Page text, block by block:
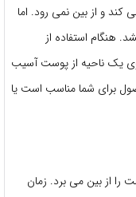
کند و از بین نمی رود. اما
هنگام استفاده از
یک ناحیه از پوست آسیب
برای شما مناسب است یا
از بین می برد. زمان